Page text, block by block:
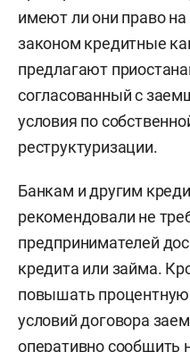
Фото: «БИЗНЕС Online»
«При этом
неустойку (штрафы,
исполнение
документе.
предприниматели
имеют ли они право
законом кредитные
предлагают
согласованный с